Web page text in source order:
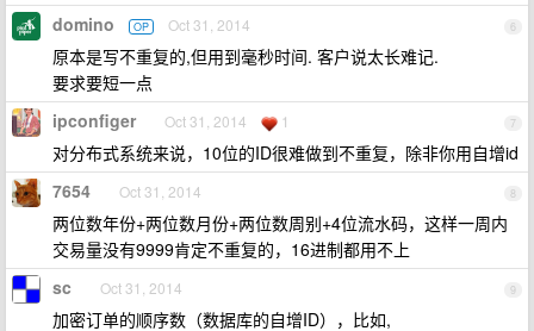
6
domino OP Oct 31, 2014
原本是写不重复的,但用到毫秒时间. 客户说太长难记.
要求要短一点
7
ipconfiger Oct 31, 2014 1
对分布式系统来说，10位的ID很难做到不重复，除非你用自增id
8
7654 Oct 31, 2014
两位数年份+两位数月份+两位数周别+4位流水码，这样一周内
交易量没有9999肯定不重复的，16进制都用不上
9
sc Oct 31, 2014
加密订单的顺序数（数据库的自增ID），比如,